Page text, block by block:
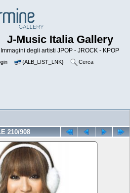
J-Music Italia Gallery
Immagini degli artisti JPOP - JROCK - KPOP
{ALB_LIST_LNK} Cerca
210/908